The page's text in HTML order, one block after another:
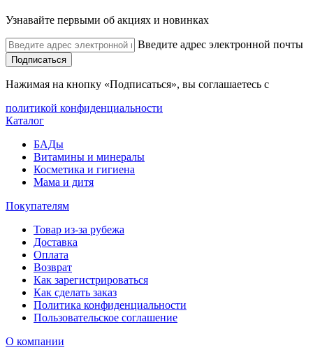
Узнавайте первыми об акциях и новинках
Введите адрес электронной почты
Подписаться
Нажимая на кнопку «Подписаться», вы соглашаетесь с
политикой конфиденциальности
Каталог
БАДы
Витамины и минералы
Косметика и гигиена
Мама и дитя
Покупателям
Товар из-за рубежа
Доставка
Оплата
Возврат
Как зарегистрироваться
Как сделать заказ
Политика конфиденциальности
Пользовательское соглашение
О компании